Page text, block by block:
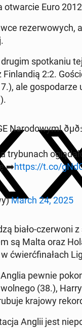
ot­war­cie Euro
rez­er­wowych,
spotka­niu
2:2.
ale
oglą­dało
➡️https://t.co/
March 24, 2025
biało-cz­er­woni
są Malta oraz
ćwierć­fi­nałach
pewnie
(38.),
krajowy
Anglii jest